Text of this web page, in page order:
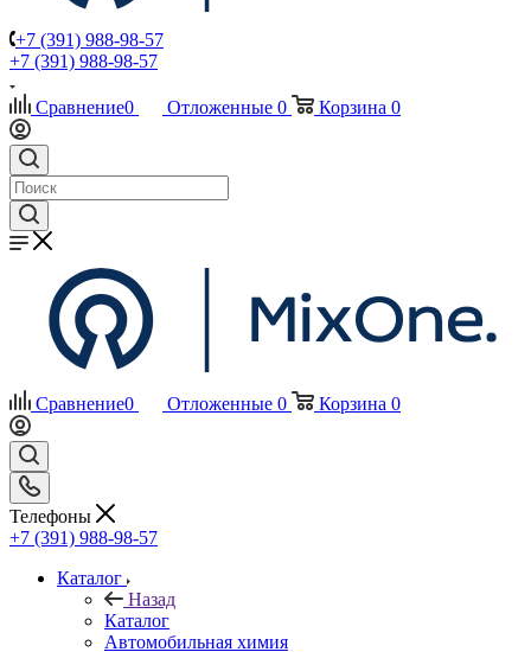
+7 (391) 988-98-57
+7 (391) 988-98-57
Сравнение0 Отложенные 0 Корзина 0
Сравнение0 Отложенные 0 Корзина 0
Телефоны
+7 (391) 988-98-57
Каталог
Назад
Каталог
Автомобильная химия